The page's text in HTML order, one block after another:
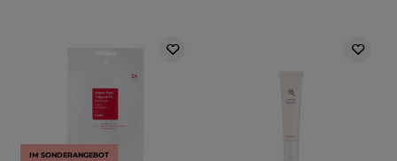
IM SONDERANGEBOT